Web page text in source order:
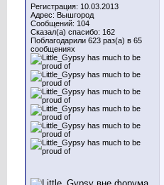
Регистрация: 10.03.2013
Адрес: Вышгород
Сообщений: 104
Сказал(а) спасибо: 162
Поблагодарили 623 раз(а) в 65
сообщениях